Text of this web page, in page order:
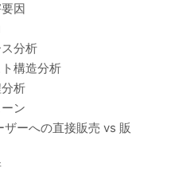
因
分析
構造分析
析
ン
ザーへの直接販売 vs 販